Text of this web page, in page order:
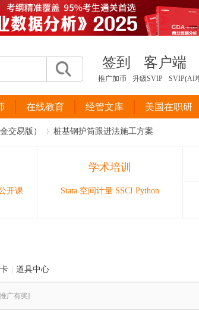
签到 客户端
推广加币
升级SVIP SVIP(AI
在线教育 经管文库 美国在职研
交易版） 桩基钢护筒跟进法施工方案
开课
学术培训
Stata 空间计量 SSCI Python
道具中心
广有奖]